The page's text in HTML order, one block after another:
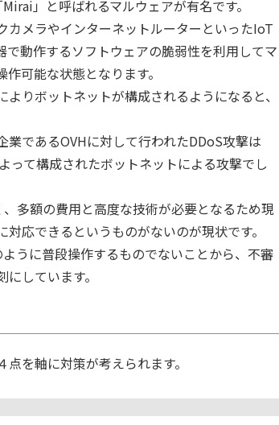
」と呼ばれるマルウェアが有名です。
カメラやインターネットルーターといったIoT
動作するソフトウェアの脆弱性を利用してマ
可能な状態となります。
りボットネットが構成されるようになると、
であるOVHに対して行われたDDoS攻撃は
って構成されたボットネットによる攻撃でし
多額の費用と高度な技術が必要となるため現
応できるというものがないのが現状です。
うに普段操作するものでないことから、不審
しています。
を軸に対策が考えられます。